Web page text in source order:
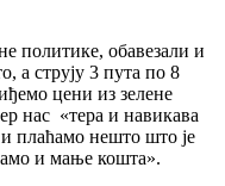
политике, обавезали и
а струју 3 пута по 8
цени из зелене
нас «тера и навикава
плаћамо нешто што је
и мање кошта».